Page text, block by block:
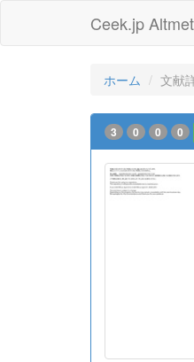
Ceek.jp
ホーム 文献
3 0 0 0